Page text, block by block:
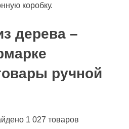
коробку.
дерева –
ручной
1 027 товаров